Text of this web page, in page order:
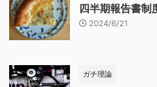
四半期報告書制
2024/6/21
ガチ理論